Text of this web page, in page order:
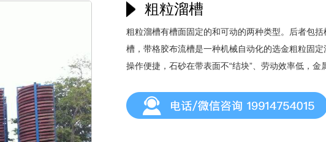
粗粒溜槽
粗粒溜槽有槽面固定的和可动的两种类型。后者包
槽​，带格胶布流槽是一种机械自动化的选金粗粒固
操作便捷，石砂在带表面不“结块”、劳动效率低，金